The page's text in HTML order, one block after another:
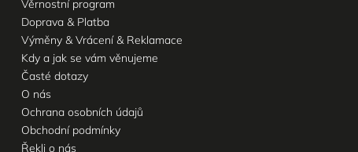
Věrnostní program
Doprava & Platba
Výměny & Vrácení & Reklamace
Kdy a jak se vám věnujeme
Časté dotazy
O nás
Ochrana osobních údajů
Obchodní podmínky
Řekli o nás